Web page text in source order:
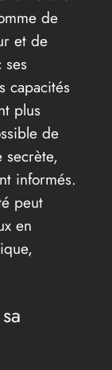
de
et de
ses
capacités
plus
de
secrète,
informés.
peut
en